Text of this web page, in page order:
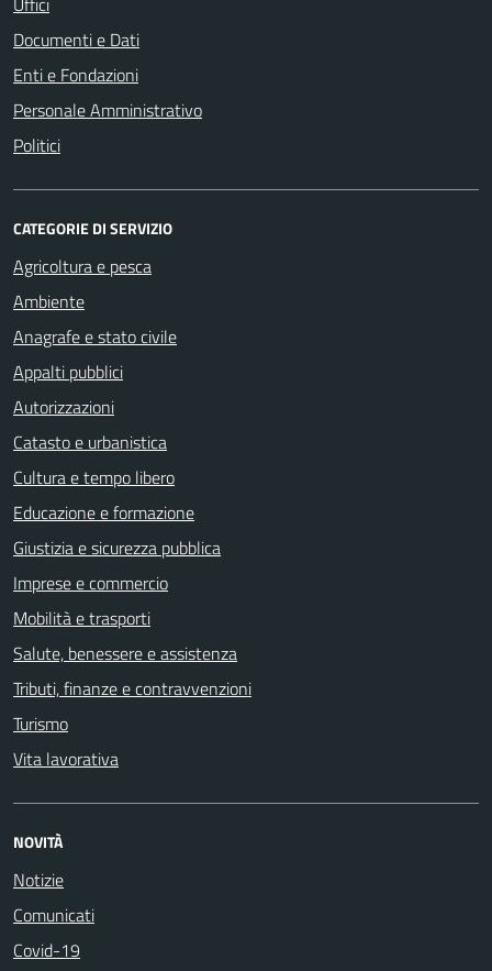
Documenti e Dati
Enti e Fondazioni
Personale Amministrativo
Politici
CATEGORIE DI SERVIZIO
Agricoltura e pesca
Ambiente
Anagrafe e stato civile
Appalti pubblici
Autorizzazioni
Catasto e urbanistica
Cultura e tempo libero
Educazione e formazione
Giustizia e sicurezza pubblica
Imprese e commercio
Mobilità e trasporti
Salute, benessere e assistenza
Tributi, finanze e contravvenzioni
Turismo
Vita lavorativa
NOVITÀ
Notizie
Comunicati
Covid-19